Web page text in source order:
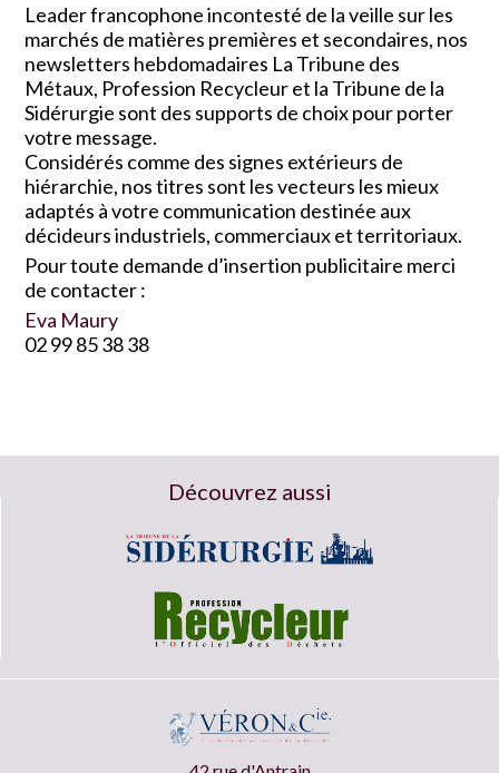
Leader francophone incontesté de la veille sur les
marchés de matières premières et secondaires, nos
newsletters hebdomadaires La Tribune des
Métaux, Profession Recycleur et la Tribune de la
Sidérurgie sont des supports de choix pour porter
votre message.
Considérés comme des signes extérieurs de
hiérarchie, nos titres sont les vecteurs les mieux
adaptés à votre communication destinée aux
décideurs industriels, commerciaux et territoriaux.
Pour toute demande d’insertion publicitaire merci
de contacter :
Eva Maury
02 99 85 38 38
Découvrez aussi